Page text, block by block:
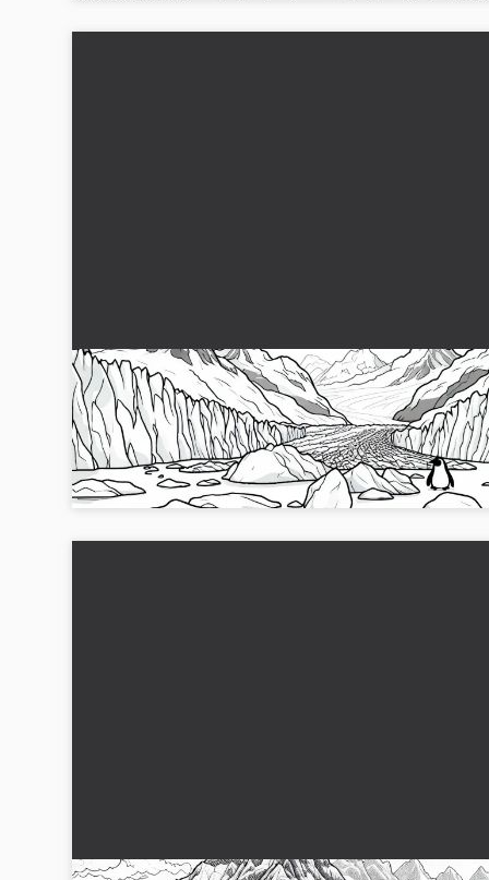
Pingviner gaylar över isen på en glaciär –
målarbild
Pingviner i glaciärlandskap väntar på att bli målade av dig.
Ladda ner bilden gratis och designa den helt efter din